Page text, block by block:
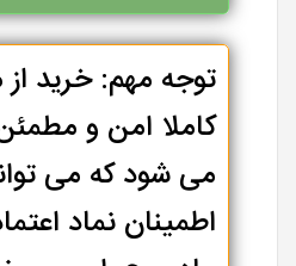
توجه مهم: خرید
کاملا امن و
می شود که می
اطمینان نماد